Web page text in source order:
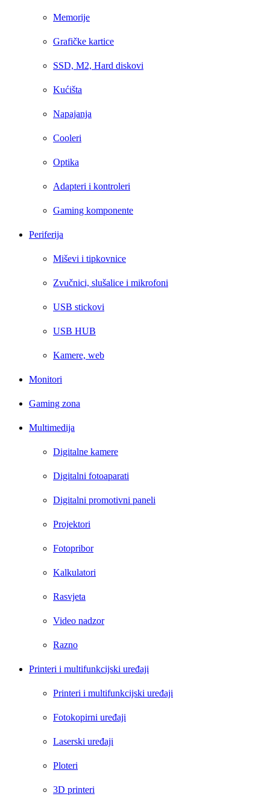
Memorije
Grafičke kartice
SSD, M2, Hard diskovi
Kućišta
Napajanja
Cooleri
Optika
Adapteri i kontroleri
Gaming komponente
Periferija
Miševi i tipkovnice
Zvučnici, slušalice i mikrofoni
USB stickovi
USB HUB
Kamere, web
Monitori
Gaming zona
Multimedija
Digitalne kamere
Digitalni fotoaparati
Digitalni promotivni paneli
Projektori
Fotopribor
Kalkulatori
Rasvjeta
Video nadzor
Razno
Printeri i multifunkcijski uređaji
Printeri i multifunkcijski uređaji
Fotokopirni uređaji
Laserski uređaji
Ploteri
3D printeri